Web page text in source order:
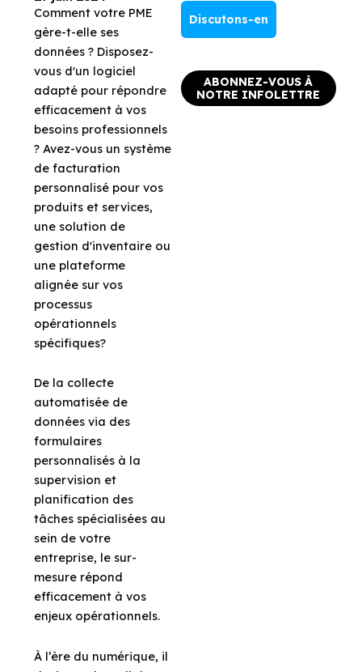
Comment votre PME
gère-t-elle ses
données ? Disposez-
vous d'un logiciel
adapté pour répondre
efficacement à vos
besoins professionnels
? Avez-vous un système
de facturation
personnalisé pour vos
produits et services,
une solution de
gestion d'inventaire ou
une plateforme
alignée sur vos
processus
opérationnels
spécifiques?
De la collecte
automatisée de
données via des
formulaires
personnalisés à la
supervision et
planification des
tâches spécialisées au
sein de votre
entreprise, le sur-
mesure répond
efficacement à vos
enjeux opérationnels.
À l’ère du numérique, il
Discutons-en
ABONNEZ-VOUS À
NOTRE INFOLETTRE